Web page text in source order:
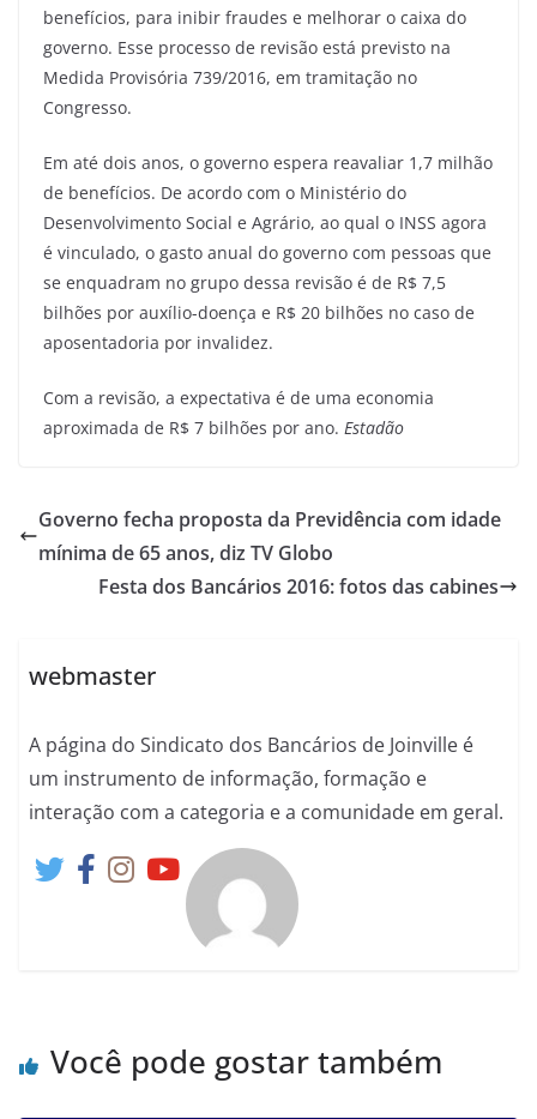
benefícios, para inibir fraudes e melhorar o caixa do
governo. Esse processo de revisão está previsto na
Medida Provisória 739/2016, em tramitação no
Congresso.
Em até dois anos, o governo espera reavaliar 1,7 milhão
de benefícios. De acordo com o Ministério do
Desenvolvimento Social e Agrário, ao qual o INSS agora
é vinculado, o gasto anual do governo com pessoas que
se enquadram no grupo dessa revisão é de R$ 7,5
bilhões por auxílio-doença e R$ 20 bilhões no caso de
aposentadoria por invalidez.
Com a revisão, a expectativa é de uma economia
aproximada de R$ 7 bilhões por ano. Estadão
Governo fecha proposta da Previdência com idade
mínima de 65 anos, diz TV Globo
Festa dos Bancários 2016: fotos das cabines
webmaster
A página do Sindicato dos Bancários de Joinville é
um instrumento de informação, formação e
interação com a categoria e a comunidade em geral.
Você pode gostar também